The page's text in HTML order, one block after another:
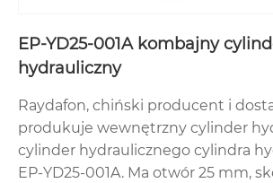
EP-YD25-001A kombajny
hydrauliczny
Raydafon, chiński producent i
produkuje wewnętrzny cylinder
cylinder hydraulicznego cylindra
EP-YD25-001A. Ma otwór 25 mm,